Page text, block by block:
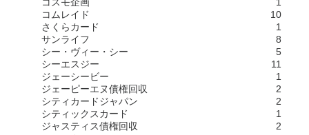
コムレイド
10
さくらカード
1
サンライフ
8
シー・ヴィー・シー
5
シーエスジー
11
ジェーシービー
1
ジェーピーエヌ債権回収
2
シティカードジャパン
2
シティックスカード
1
ジャスティス債権回収
2